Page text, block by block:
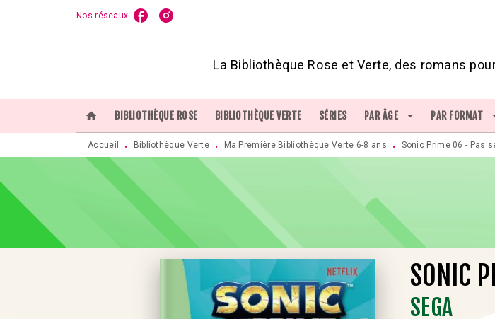
RECHERCHE
Nos réseaux
La Bibliothèque Rose et Verte, des romans
home BIBLIOTHÈQUE ROSE BIBLIOTHÈQUE VERTE SÉRIES PAR ÂGE arrow_drop_down PAR FORMAT
Accueil • Bibliothèque Verte • Ma Première Bibliothèque Verte 6-8 ans • Sonic Prime 06 - Pas
SONIC
SEGA